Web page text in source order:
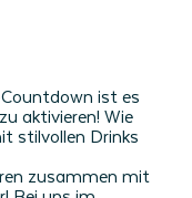
ist es
aktivieren! Wie
stilvollen Drinks
zusammen mit